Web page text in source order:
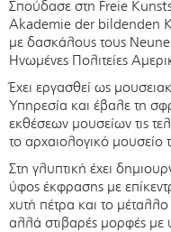
Σπούδασε στη Freie
Akademie der bildenden
με δασκάλους τους
Ηνωμένες Πολιτείες
Έχει εργασθεί ως
Υπηρεσία και έβαλε τη
εκθέσεων μουσείων τις
το αρχαιολογικό μουσείο
Στη γλυπτική έχει
ύφος έκφρασης με
χυτή πέτρα και το
αλλά στιβαρές μορφές με